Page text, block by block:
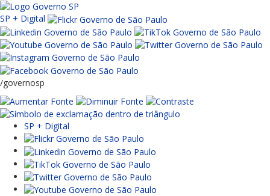
SP + Digital
/governosp
SP + Digital